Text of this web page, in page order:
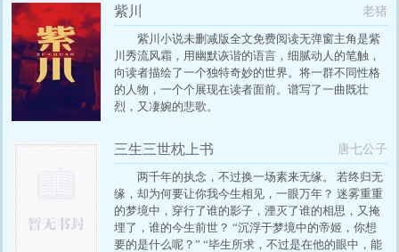
紫川 老猪
紫川小说未删减版全文免费阅读无弹窗主角是紫
川秀流风霜，用幽默诙谐的语言，细腻动人的笔触，
向读者描绘了一个独特奇妙的世界。将一群不同性格
的人物，一个个展现在读者面前。谱写了一曲既壮
烈，又凄婉的悲歌。
三生三世枕上书 唐七公子
两千年的执念，不过换一场素来无缘。 若终归无
缘，却为何要让你我今生相见，一眼万年？ 迷雾重重
的梦境中，穿行了谁的影子，湮灭了谁的相思，又掩
埋了，谁的今生前世？ “沉浮于梦境中的帝姬，你想
要的是什么呢？” “毕生所求，不过是在他的眼中，能